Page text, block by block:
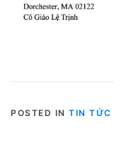
POSTED IN TIN TỨC